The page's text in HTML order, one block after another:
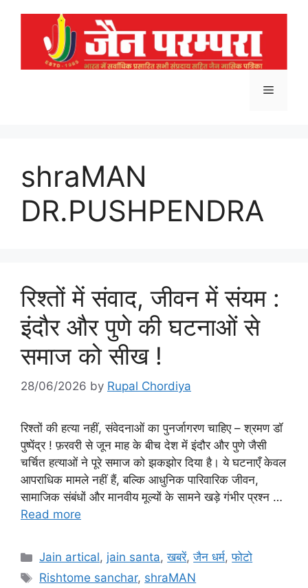
Menu
shraMAN
DR.PUSHPENDRA
रिश्तों में संवाद, जीवन में संयम :
इंदौर और पुणे की घटनाओं से
समाज को सीख !
28/06/2026 by Rupal Chordiya
रिश्तों की हत्या नहीं, संवेदनाओं का पुनर्जागरण चाहिए – श्रमण डॉ
पुष्पेंद्र ! फ़रवरी से जून माह के बीच देश में इंदौर और पुणे जैसी
चर्चित हत्याओं ने पूरे समाज को झकझोर दिया है। ये घटनाएँ केवल
आपराधिक मामले नहीं हैं, बल्कि आधुनिक पारिवारिक जीवन,
सामाजिक संबंधों और मानवीय मूल्यों के सामने खड़े गंभीर प्रश्न …
Read more
Categories
Jain artical, jain santa,खबरें,जैन धर्म,फोटो
Tags
Rishtome sanchar, shraMAN